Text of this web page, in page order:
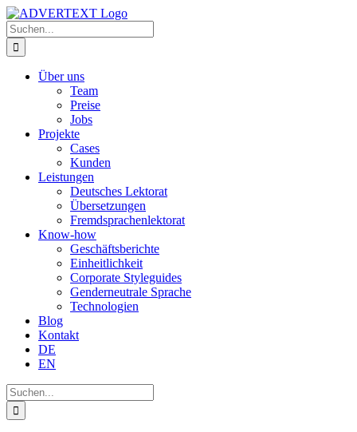
Zum
Inhalt
springen
Suche
nach:
Über uns
Team
Preise
Jobs
Projekte
Cases
Kunden
Leistungen
Deutsches Lektorat
Übersetzungen
Fremdsprachenlektorat
Know-how
Geschäftsberichte
Einheitlichkeit
Corporate Styleguides
Genderneutrale Sprache
Technologien
Blog
Kontakt
DE
EN
Suche
nach: